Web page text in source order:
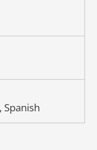
Spanish